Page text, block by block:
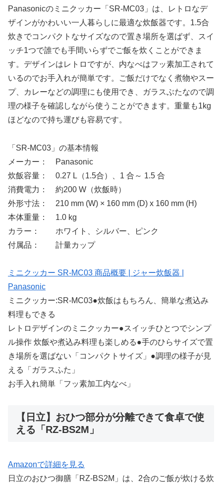
Panasonicのミニクッカー「SR-MC03」は、レトロなデ
ザインがかわいい一人暮らしに最適な炊飯器です。1.5合
炊きでコンパクトなサイズなので置き場所を選ばず、スイ
ッチ1つで誰でも手間いらずでご飯を炊くことができま
す。デザインはレトロですが、内なべはフッ素加工されて
いるのでお手入れが簡単です。ご飯だけでなく煮物やスー
プ、カレーなどの調理にも使用でき、ガラスぶたなので調
理の様子を確認しながら使うことができます。重量も1kg
ほどなので持ち運びも容易です。
「SR-MC03」の基本情報
メーカー： Panasonic
炊飯容量： 0.27 L（1.5合）、1 合～ 1.5 合
消費電力： 約200 W（炊飯時）
外形寸法： 210 mm (W) × 160 mm (D) x 160 mm (H)
本体重量： 1.0 kg
カラー： ホワイト、シルバー、ピンク
付属品： 計量カップ
ミニクッカー SR-MC03 商品概要 | ジャー炊飯器 |
Panasonic
ミニクッカー:SR-MC03●炊飯はもちろん、簡単な煮込み
料理もできる
レトロデザインのミニクッカー●スイッチひとつでシンプ
ル操作 炊飯や煮込み料理も楽しめる●手のひらサイズで置
き場所を選ばない「コンパクトサイズ」●調理の様子が見
える「ガラスふた」
お手入れ簡単「フッ素加工内なべ」
【日立】おひつ部分が分離できて食卓で使
える「RZ-BS2M」
Amazonで詳細を見る
日立のおひつ御膳「RZ-BS2M」は、2合のご飯が炊ける炊